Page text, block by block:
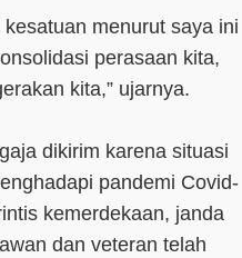
menurut saya ini
perasaan kita,
kita,” ujarnya.
dikirim karena situasi
pandemi Covid-
kemerdekaan, janda
dan veteran telah